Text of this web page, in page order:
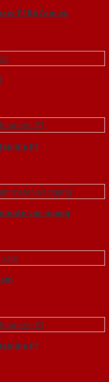
P1R4 Cam xe
P1
van ngang
P1